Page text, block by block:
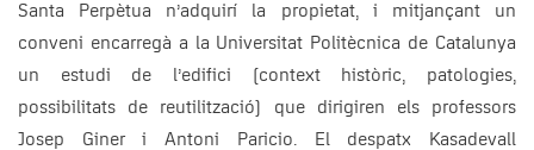
Santa Perpètua n’adquirí la propietat, i mitjançant un
conveni encarregà a la Universitat Politècnica de Catalunya
un estudi de l’edifici (context històric, patologies,
possibilitats de reutilització) que dirigiren els professors
Josep Giner i Antoni Paricio. El despatx Kasadevall